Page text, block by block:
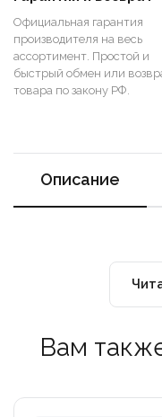
Официальная гарантия
производителя на весь
ассортимент. Простой и
быстрый обмен или
товара по закону РФ.
Описание
Вам